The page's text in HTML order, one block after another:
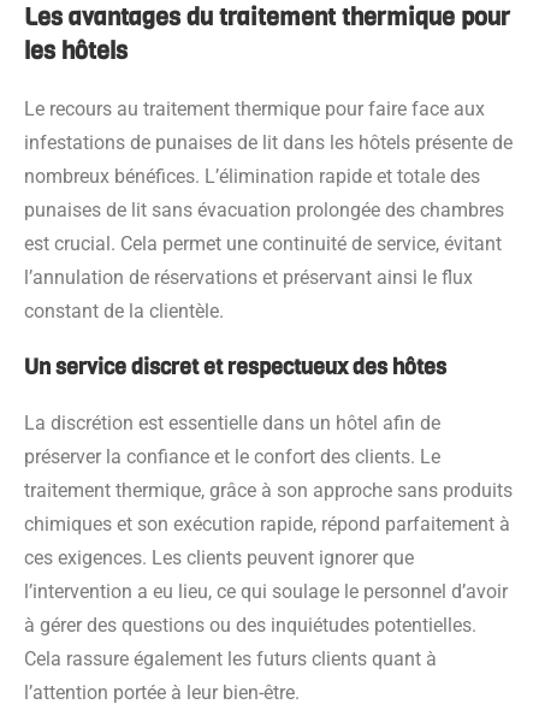
Les avantages du traitement thermique pour
les hôtels
Le recours au traitement thermique pour faire face aux
infestations de punaises de lit dans les hôtels présente de
nombreux bénéfices. L’élimination rapide et totale des
punaises de lit sans évacuation prolongée des chambres
est crucial. Cela permet une continuité de service, évitant
l’annulation de réservations et préservant ainsi le flux
constant de la clientèle.
Un service discret et respectueux des hôtes
La discrétion est essentielle dans un hôtel afin de
préserver la confiance et le confort des clients. Le
traitement thermique, grâce à son approche sans produits
chimiques et son exécution rapide, répond parfaitement à
ces exigences. Les clients peuvent ignorer que
l’intervention a eu lieu, ce qui soulage le personnel d’avoir
à gérer des questions ou des inquiétudes potentielles.
Cela rassure également les futurs clients quant à
l’attention portée à leur bien-être.